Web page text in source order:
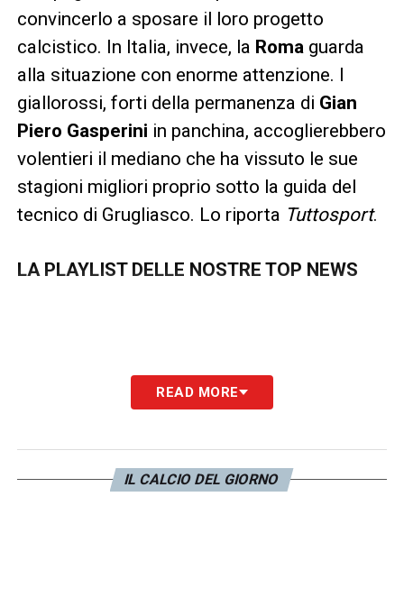
convincerlo a sposare il loro progetto
calcistico. In Italia, invece, la Romaguarda
alla situazione con enorme attenzione. I
giallorossi, forti della permanenza di Gian
Piero Gasperini in panchina, accoglierebbero
volentieri il mediano che ha vissuto le sue
stagioni migliori proprio sotto la guida del
tecnico di Grugliasco. Lo riporta Tuttosport.
LA PLAYLIST DELLE NOSTRE TOP NEWS
READ MORE
IL CALCIO DEL GIORNO